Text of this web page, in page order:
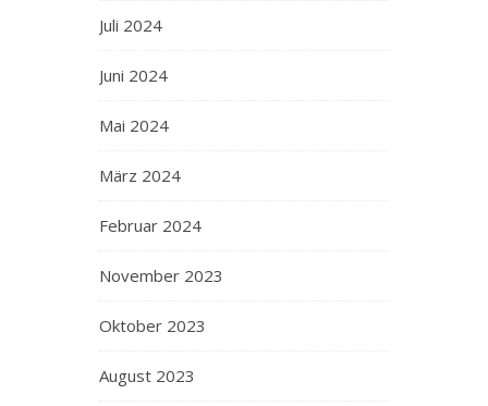
Juli 2024
Juni 2024
Mai 2024
März 2024
Februar 2024
November 2023
Oktober 2023
August 2023